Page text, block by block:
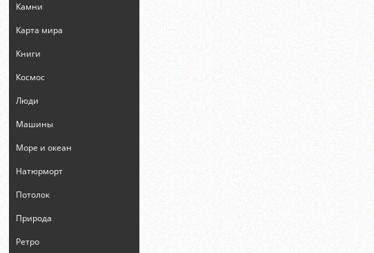
Камни
Карта мира
Книги
Космос
Люди
Машины
Море и океан
Натюрморт
Потолок
Природа
Ретро